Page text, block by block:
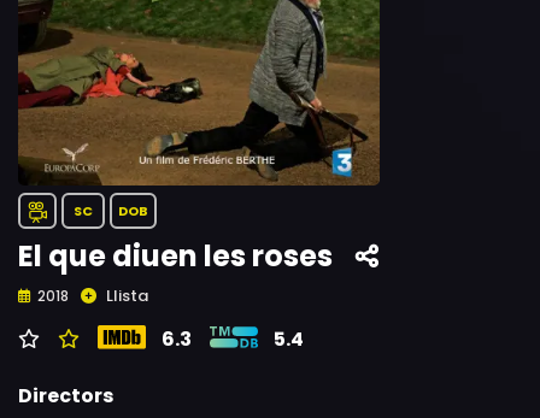
SC DOB
El que diuen les roses
2018 Llista
6.3 5.4
Directors